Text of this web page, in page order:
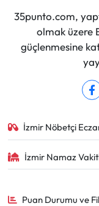
35punto.com,
olmak üzere
güçlenmesine
İzmir Nöbetçi
İzmir Namaz
Puan Durumu ve